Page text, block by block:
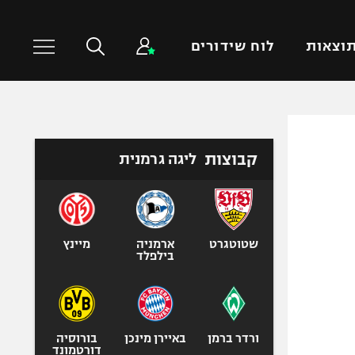
תוצאות לוח שידורים
טניס
כדורעף
ג'ודו
ספורט אולימפי
קבוצות ליגה גרמנית
שטוטגרט
ארמניה
בילפלד
מיינץ
ורדר ברמן באיירן מינכן
בורוסיה
דורטמונד